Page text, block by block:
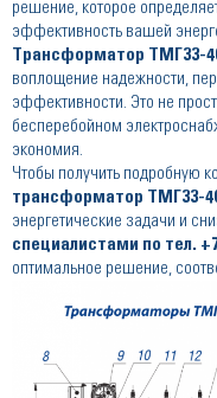
решение, которое
эффективность вашей
Трансформатор ТМГ33-
воплощение надежности,
эффективности. Это не
бесперебойном
экономия.
Чтобы получить подробную
трансформатор ТМГ33-
энергетические задачи и
специалистами по тел.
оптимальное решение,